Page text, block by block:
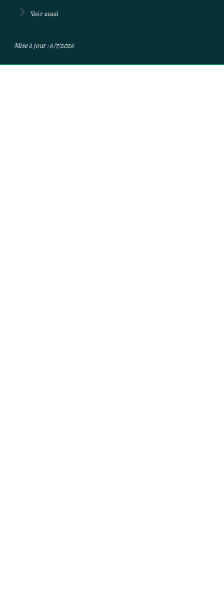
Voir aussi
Mise à jour : 6/7/2026